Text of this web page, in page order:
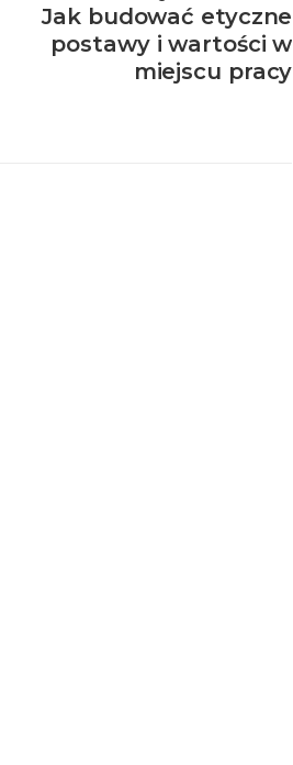
Jak budować etyczne
postawy i wartości w
miejscu pracy